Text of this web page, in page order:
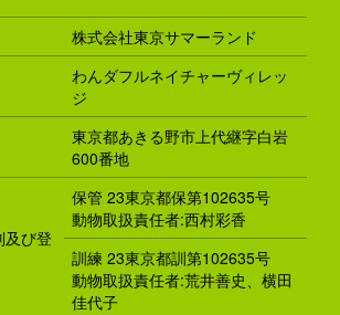
株式会社東京サマーランド
わんダフルネイチャーヴィレッ
ジ
東京都あきる野市上代継字白岩
600番地
及び登
保管 23東京都保第102635号
動物取扱責任者:西村彩香
訓練 23東京都訓第102635号
動物取扱責任者:荒井善史、横田
佳代子